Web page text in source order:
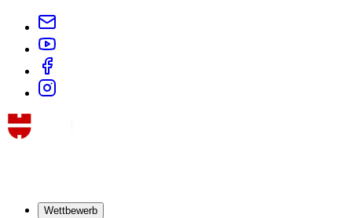
Wettbewerb